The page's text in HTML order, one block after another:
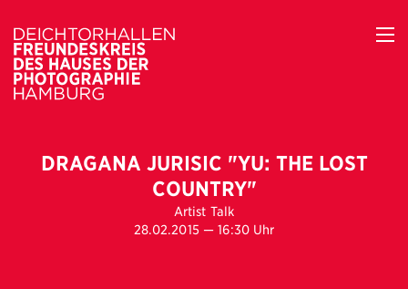
DRAGANA JURISIC "YU: THE LOST
COUNTRY"
Artist Talk
28.02.2015 — 16:30 Uhr